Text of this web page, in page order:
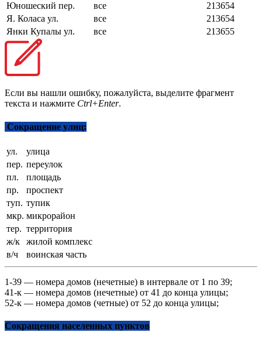
Юношеский пер.
все
213654
Я. Коласа ул.
все
213654
Янки Купалы ул.
все 213655
Если вы нашли ошибку, пожалуйста, выделите фрагмент
текста и нажмите Ctrl+Enter.
Сокращение улиц:
ул.
улица
пер. переулок
пл.
площадь
пр.
проспект
туп. тупик
мкр. микрорайон
тер. территория
ж/к
жилой комплекс
в/ч
воинская часть
1-39 — номера домов (нечетные) в интервале от 1 по 39;
41-к — номера домов (нечетные) от 41 до конца улицы;
52-к — номера домов (четные) от 52 до конца улицы;
Сокращения населенных пунктов